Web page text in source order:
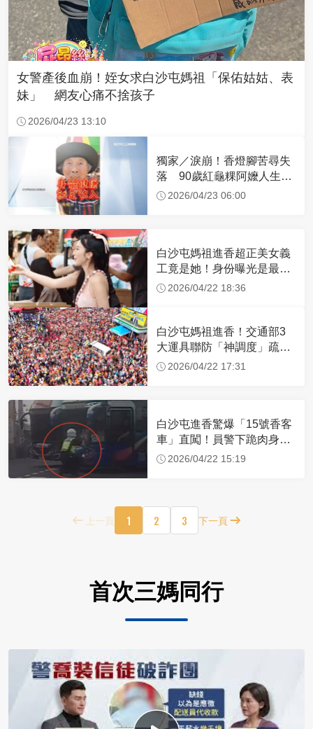
女警產後血崩！姪女求白沙屯媽祖「保佑姑姑、表
妹」 網友心痛不捨孩子
2026/04/23 13:10
獨家／淚崩！香燈腳苦尋失
落 90歲紅龜粿阿嬤人生謝
幕2026/04/23 06:00
白沙屯媽祖進香超正美女義
工竟是她！身份曝光是最美
禮生 一輩子不結婚
2026/04/22 18:36
白沙屯媽祖進香！交通部3
大運具聯防「神調度」疏運
32.1萬創新高
2026/04/22 17:31
白沙屯進香驚爆「15號香客
車」直闖！員警下跪肉身擋
車：讓行人先過
2026/04/22 15:19
上一頁 1 2 3 下一頁
首次三媽同行